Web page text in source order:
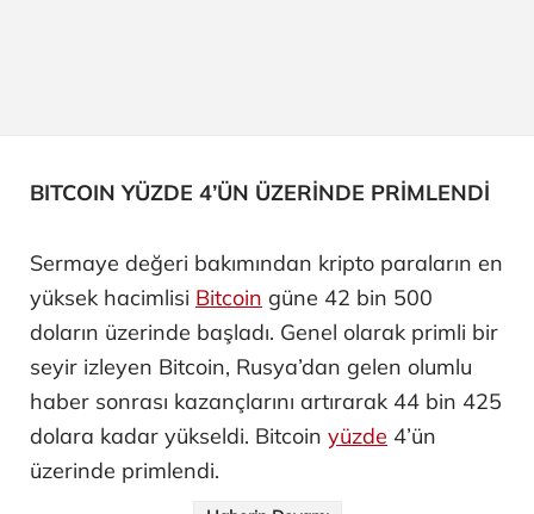
BITCOIN YÜZDE 4’ÜN ÜZERİNDE PRİMLENDİ
Sermaye değeri bakımından kripto paraların en
yüksek hacimlisi Bitcoin güne 42 bin 500
doların üzerinde başladı. Genel olarak primli bir
seyir izleyen Bitcoin, Rusya’dan gelen olumlu
haber sonrası kazançlarını artırarak 44 bin 425
dolara kadar yükseldi. Bitcoin yüzde 4’ün
üzerinde primlendi.